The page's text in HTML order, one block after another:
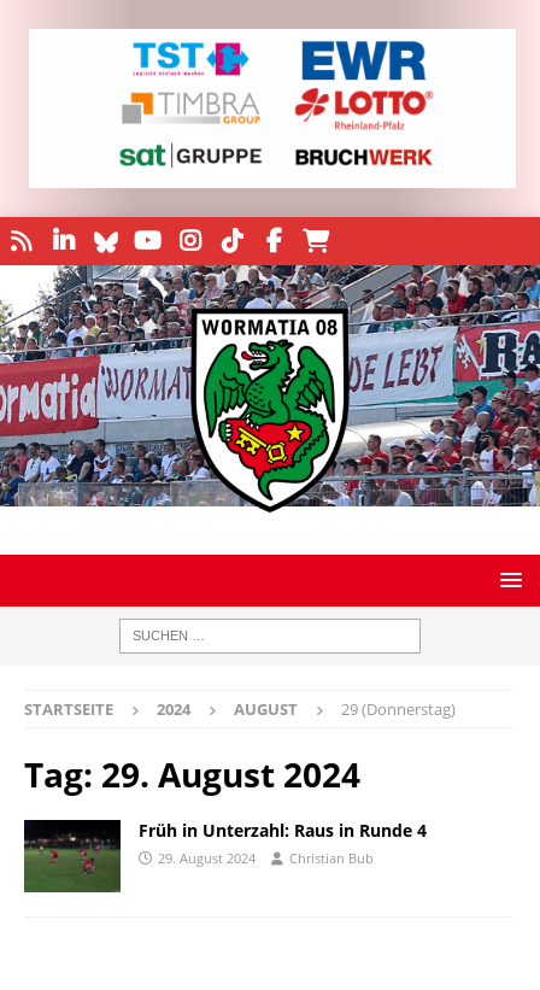
STARTSEITE 2024 AUGUST 29 (Donnerstag)
Tag: 29. August 2024
Früh in Unterzahl: Raus in Runde 4
29. August 2024 Christian Bub